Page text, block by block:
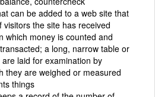
can be added to a web site that
the site has received
which money is counted and
a long, narrow table or
laid for examination by
they are weighed or measured
things